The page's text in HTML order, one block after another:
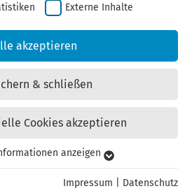
(m/w/d)
in kleinen
und
GreenTech-Agentur (ThEGA)
Zeitpunkt in Vollzeit und
Externe Inhalte
akzeptieren
& schließen
Cookies akzeptieren
für grundlegende Funktionen der
anzeigen
Impressum Datenschutz